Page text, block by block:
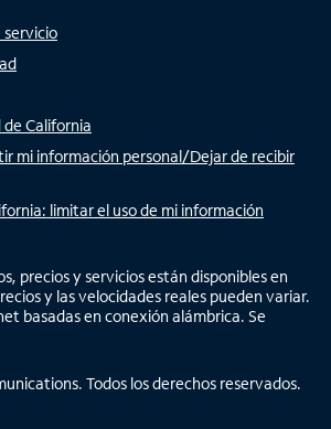
servicio
California
mi información personal/Dejar de recibir
limitar el uso de mi información
precios y servicios están disponibles en
y las velocidades reales pueden variar.
basadas en conexión alámbrica. Se
Todos los derechos reservados.